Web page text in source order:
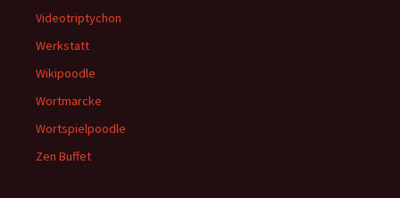
Videotriptychon
Werkstatt
Wikipoodle
Wortmarcke
Wortspielpoodle
Zen Buffet